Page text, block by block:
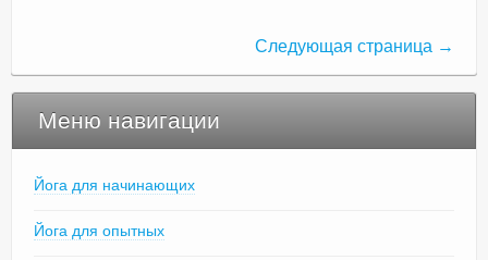
Следующая страница →
Меню навигации
Йога для начинающих
Йога для опытных